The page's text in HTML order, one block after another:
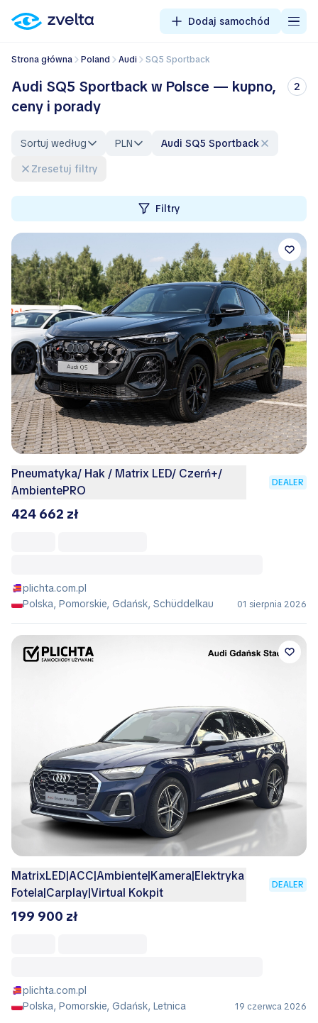
Dodaj samochód
Strona główna Poland Audi SQ5 Sportback
Audi SQ5 Sportback w Polsce — kupno,
ceny i porady
2
Sortuj według PLN
Audi SQ5 Sportback
Zresetuj filtry
Filtry
Pneumatyka/ Hak / Matrix LED/ Czerń+/
AmbientePRO
DEALER
424 662 zł
plichta.com.pl
Polska, Pomorskie, Gdańsk, Schüddelkau
01 sierpnia 2026
MatrixLED|ACC|Ambiente|Kamera|Elektryka
Fotela|Carplay|Virtual Kokpit
DEALER
199 900 zł
plichta.com.pl
Polska, Pomorskie, Gdańsk, Letnica
19 czerwca 2026